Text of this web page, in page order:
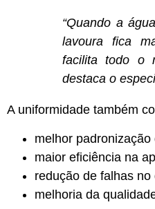
“Quando a
lavoura fica
facilita todo o
destaca o
A uniformidade também
melhor padronização
maior eficiência na
redução de falhas
melhoria da